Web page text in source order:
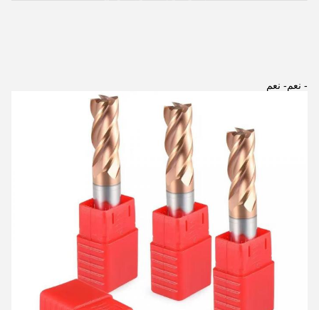
- نعم- نعم